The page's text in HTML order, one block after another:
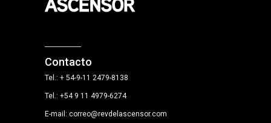
Contacto
Tel.: + 54-9-11 2479-8138
Tel.: +54 9 11 4979-6274
E-mail: correo@revdelascensor.com